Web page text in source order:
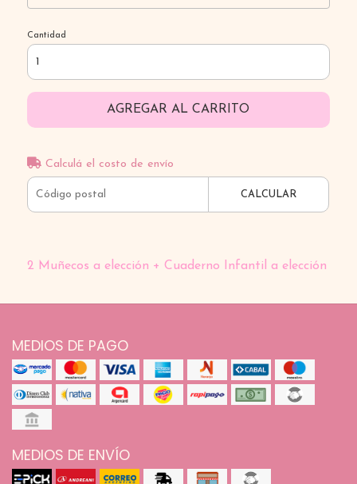
Cantidad
AGREGAR AL CARRITO
Calculá el costo de envío
CALCULAR
2 Muñecos a elección + Cuaderno Infantil a elección
MEDIOS DE PAGO
MEDIOS DE ENVÍO